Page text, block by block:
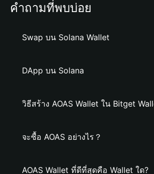
คำถามที่พบบ่อย
Swap บน Solana Wallet
DApp บน Solana
วิธีสร้าง AOAS Wallet ใน Bitget
จะซื้อ AOAS อย่างไร？
AOAS Wallet ที่ดีที่สุดคือ Wallet ใด?